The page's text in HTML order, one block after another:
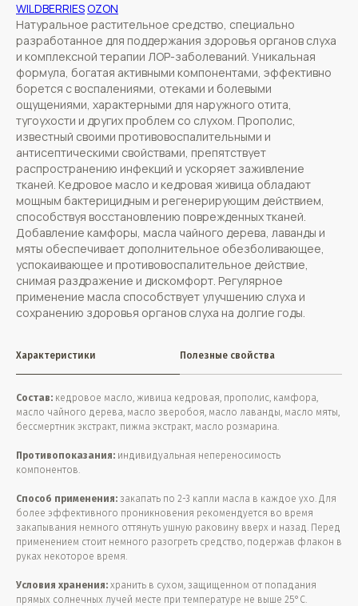
WILDBERRIESOZON
Натуральное растительное средство, специально
разработанное для поддержания здоровья органов слуха
и комплексной терапии ЛОР-заболеваний. Уникальная
формула, богатая активными компонентами, эффективно
борется с воспалениями, отеками и болевыми
ощущениями, характерными для наружного отита,
тугоухости и других проблем со слухом. Прополис,
известный своими противовоспалительными и
антисептическими свойствами, препятствует
распространению инфекций и ускоряет заживление
тканей. Кедровое масло и кедровая живица обладают
мощным бактерицидным и регенерирующим действием,
способствуя восстановлению поврежденных тканей.
Добавление камфоры, масла чайного дерева, лаванды и
мяты обеспечивает дополнительное обезболивающее,
успокаивающее и противовоспалительное действие,
снимая раздражение и дискомфорт. Регулярное
применение масла способствует улучшению слуха и
сохранению здоровья органов слуха на долгие годы.
Характеристики Полезные свойства
Состав: кедровое масло, живица кедровая, прополис, камфора,
масло чайного дерева, масло зверобоя, масло лаванды, масло мяты,
бессмертник экстракт, пижма экстракт, масло розмарина.
Противопоказания: индивидуальная непереносимость
компонентов.
Способ применения: закапать по 2-3 капли масла в каждое ухо. Для
более эффективного проникновения рекомендуется во время
закапывания немного оттянуть ушную раковину вверх и назад. Перед
применением стоит немного разогреть средство, подержав флакон в
руках некоторое время.
Условия хранения: хранить в сухом, защищенном от попадания
прямых солнечных лучей месте при температуре не выше 25°С.